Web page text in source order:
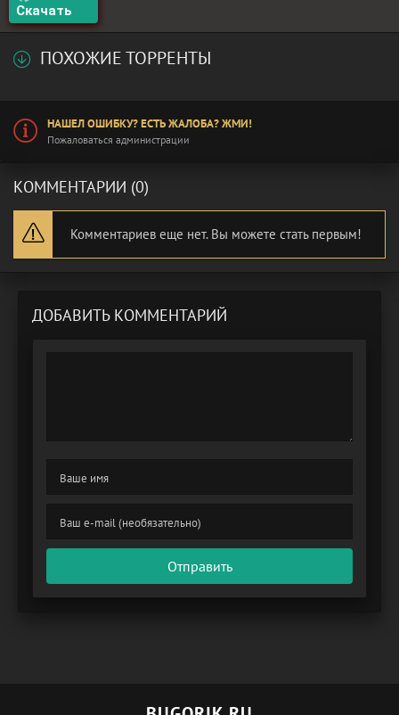
Скачать
ПОХОЖИЕ ТОРРЕНТЫ
НАШЕЛ ОШИБКУ? ЕСТЬ ЖАЛОБА? ЖМИ!
Пожаловаться администрации
КОММЕНТАРИИ (0)
Комментариев еще нет. Вы можете стать первым!
ДОБАВИТЬ КОММЕНТАРИЙ
Отправить